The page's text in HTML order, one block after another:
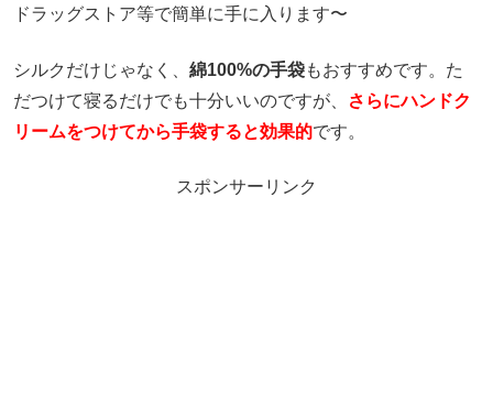
ドラッグストア等で簡単に手に入ります〜
シルクだけじゃなく、 綿100%の手袋もおすすめです。た
だつけて寝るだけでも十分いいのですが、
さらにハンドク
リームをつけてから手袋すると効果的です。
スポンサーリンク